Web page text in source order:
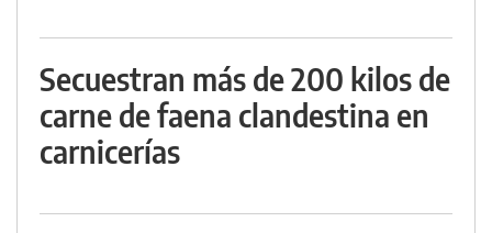
Secuestran más de 200 kilos de
carne de faena clandestina en
carnicerías